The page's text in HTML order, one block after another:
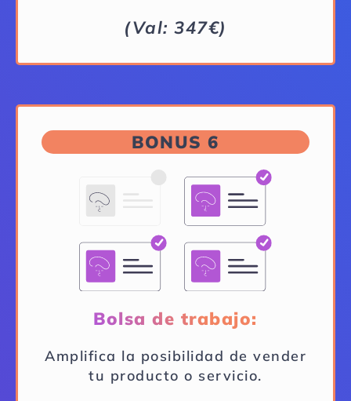
(Val: 347€)
BONUS 6
Bolsa de trabajo:
Amplifica la posibilidad de vender
tu producto o servicio.